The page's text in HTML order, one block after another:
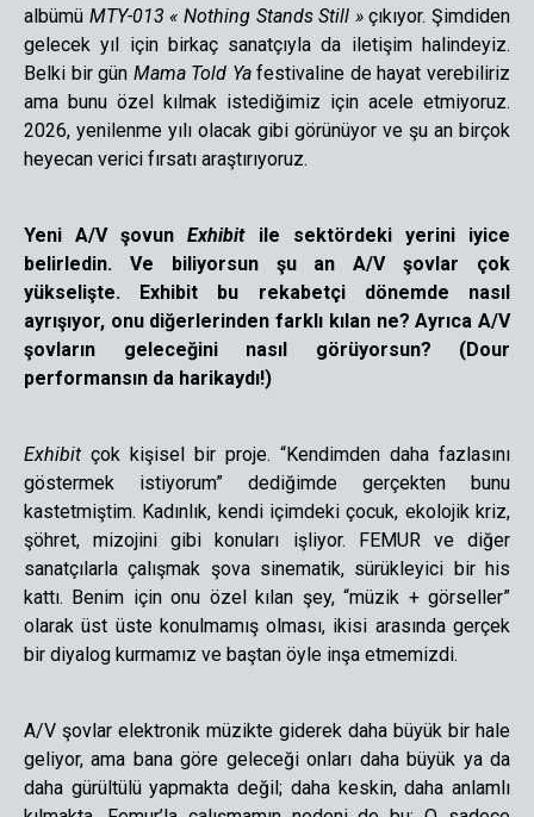
albümü MTY-013 « Nothing Stands Still »çıkıyor. Şimdiden
gelecek yıl için birkaç sanatçıyla da iletişim halindeyiz.
Belki bir gün Mama Told Yafestivaline de hayat verebiliriz
ama bunu özel kılmak istediğimiz için acele etmiyoruz.
2026, yenilenme yılı olacak gibi görünüyor ve şu an birçok
heyecan verici fırsatı araştırıyoruz.
Yeni A/V şovunExhibitile sektördeki yerini iyice
belirledin. Ve biliyorsun şu an A/V şovlar çok
yükselişte. Exhibit bu rekabetçi dönemde nasıl
ayrışıyor, onu diğerlerinden farklı kılan ne? Ayrıca A/V
şovların geleceğini nasıl görüyorsun? (Dour
performansın da harikaydı!)
Exhibit çok kişisel bir proje. “Kendimden daha fazlasını
göstermek istiyorum” dediğimde gerçekten bunu
kastetmiştim. Kadınlık, kendi içimdeki çocuk, ekolojik kriz,
şöhret, mizojini gibi konuları işliyor. FEMUR ve diğer
sanatçılarla çalışmak şova sinematik, sürükleyici bir his
kattı. Benim için onu özel kılan şey, “müzik + görseller”
olarak üst üste konulmamış olması, ikisi arasında gerçek
bir diyalog kurmamız ve baştan öyle inşa etmemizdi.
A/V şovlar elektronik müzikte giderek daha büyük bir hale
geliyor, ama bana göre geleceği onları daha büyük ya da
daha gürültülü yapmakta değil; daha keskin, daha anlamlı